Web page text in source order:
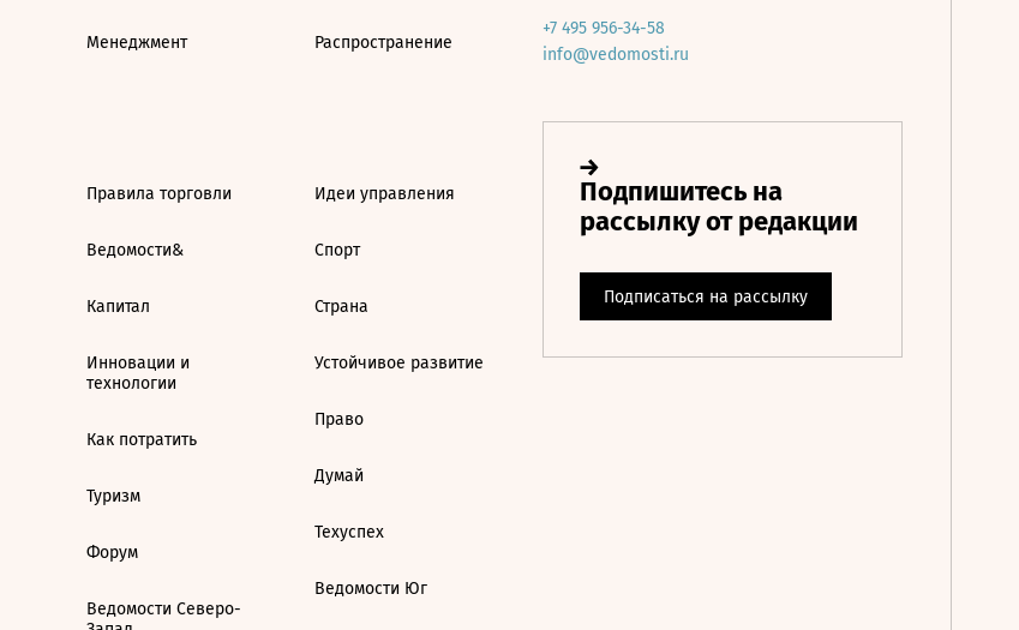
Менеджмент Распространение
Правила торговли
Ведомости&
Капитал
Инновации и
технологии
Как потратить
Туризм
Форум
Ведомости Северо-
Идеи управления
Спорт
Страна
Устойчивое развитие
Право
Думай
Техуспех
Ведомости Юг
+7 495 956-34-58
info@vedomosti.ru